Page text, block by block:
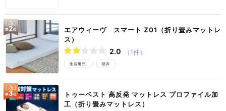
エアウィーヴ スマート Z01（折り畳みマットレ
ス）
2.0 （1件）
生活用品 寝具
トゥーベスト 高反発 マットレス プロファイル加
工（折り畳みマットレス）